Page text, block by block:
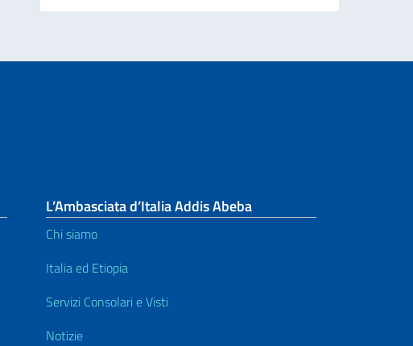
L’Ambasciata d’Italia Addis Abeba
Chi siamo
Italia ed Etiopia
Servizi Consolari e Visti
Notizie